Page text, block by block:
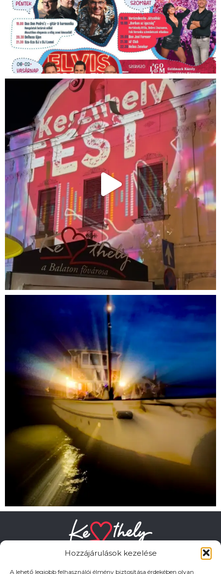
Hozzájárulások kezelése
A lehető legjobb felhasználói élmény biztosítása érdekében olyan